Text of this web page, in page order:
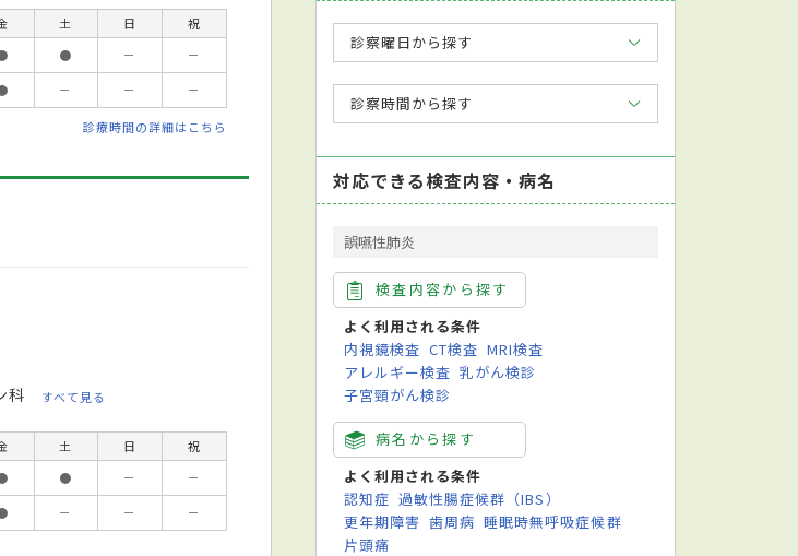
土 日
祝
● －
－
－ － －
診療時間の詳細はこちら
科 すべて見る
土 日
祝
● －
－
－ － －
診察曜日から探す
診察時間から探す
対応できる検査内容・病名
誤嚥性肺炎
検査内容から探す
よく利用される条件
内視鏡検査 CT検査 MRI検査
アレルギー検査 乳がん検診
子宮頸がん検診
病名から探す
よく利用される条件
認知症 過敏性腸症候群（IBS）
更年期障害 歯周病 睡眠時無呼吸症候群
片頭痛